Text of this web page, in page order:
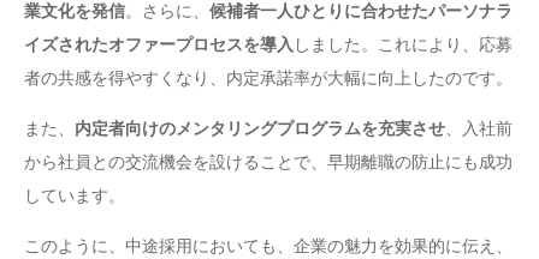
業文化を発信。さらに、 候補者一人ひとりに合わせたパーソナラ
イズされたオファープロセスを導入しました。これにより、応募
者の共感を得やすくなり、内定承諾率が大幅に向上したのです。
また、 内定者向けのメンタリングプログラムを充実させ、入社前
から社員との交流機会を設けることで、早期離職の防止にも成功
しています。
このように、中途採用においても、企業の魅力を効果的に伝え、